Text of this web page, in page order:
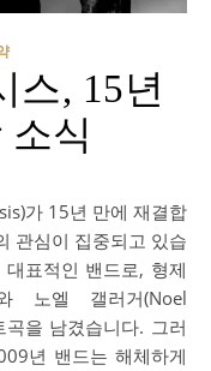
스, 15년
식
가 15년 만에 재결합
관심이 집중되고 있습
표적인 밴드로, 형제
노엘 갤러거(Noel
을 남겼습니다. 그러
년 밴드는 해체하게